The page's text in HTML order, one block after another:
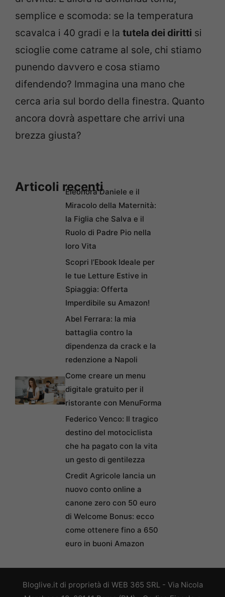
semplice e scomoda: se la temperatura
scavalca i 40 gradi e la tutela dei diritti si
scioglie come catrame al sole, chi stiamo
punendo davvero e cosa stiamo
difendendo? Immagina una mano che
cerca aria sul bordo della finestra. Quanto
ancora dovrà aspettare che arrivi una
brezza giusta?
Articoli recentiEleonora Daniele e il
Miracolo della Maternità:
la Figlia che Salva e il
Ruolo di Padre Pio nella
loro Vita
Scopri l’Ebook Ideale per
le tue Letture Estive in
Spiaggia: Offerta
Imperdibile su Amazon!
Abel Ferrara: la mia
battaglia contro la
dipendenza da crack e la
redenzione a Napoli
Come creare un menu
digitale gratuito per il
ristorante con MenuForma
Federico Venco: Il tragico
destino del motociclista
che ha pagato con la vita
un gesto di gentilezza
Credit Agricole lancia un
nuovo conto online a
canone zero con 50 euro
di Welcome Bonus: ecco
come ottenere fino a 650
euro in buoni Amazon
Bloglive.it di proprietà di WEB 365 SRL - Via Nicola